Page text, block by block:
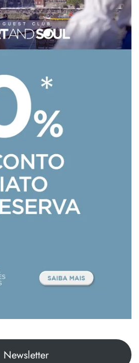
Newsletter